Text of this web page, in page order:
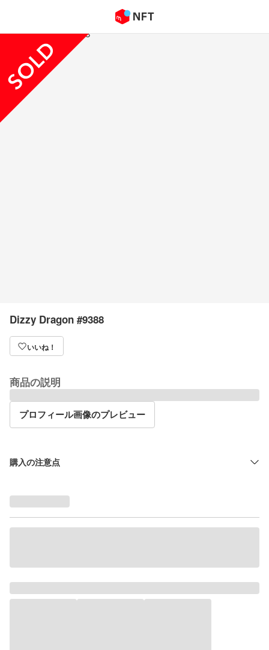
Dizzy Dragon #9388
いいね！
商品の説明
プロフィール画像のプレビュー
購入の注意点